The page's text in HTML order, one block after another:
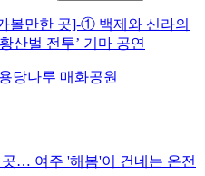
볼만한 곳]-① 백제와 신라의
산벌 전투’ 기마 공연
당나루 매화공원